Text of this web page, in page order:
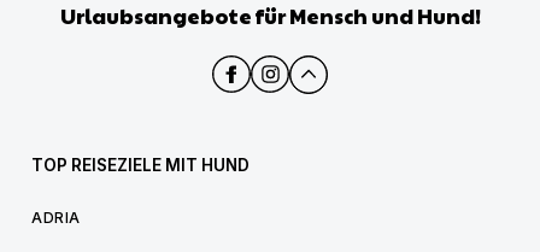
Urlaubsangebote für Mensch und Hund!
TOP REISEZIELE MIT HUND
ADRIA